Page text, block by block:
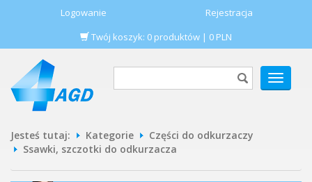
Logowanie
Rejestracja
Twój koszyk: 0 produktów | 0 PLN
POKAŻ
MENU
Jesteś tutaj: Kategorie
Części do odkurzaczy
Ssawki, szczotki do odkurzacza